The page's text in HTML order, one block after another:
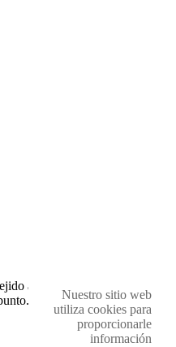
a dos agujas y
Muestras,Nuestro sitio web
utiliza cookies para
proporcionarle
información